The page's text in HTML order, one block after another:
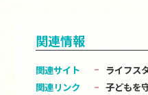
関連情報
関連サイト
ライフス
関連リンク
子どもを